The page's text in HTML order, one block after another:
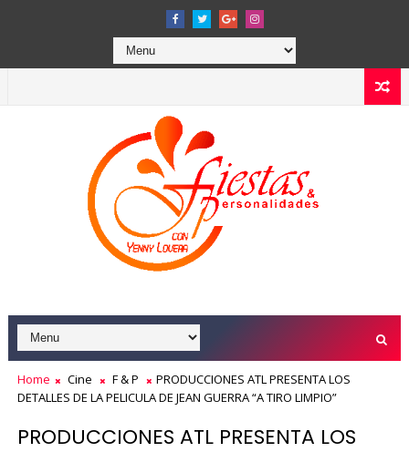
Home Cine F & P
PRODUCCIONES ATL PRESENTA LOS
DETALLES DE LA PELICULA DE JEAN GUERRA “A TIRO LIMPIO”
PRODUCCIONES ATL PRESENTA LOS